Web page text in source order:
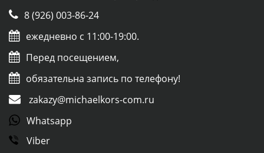
8 (926) 003-86-24
ежедневно с 11:00-19:00.
Перед посещением,
обязательна запись по телефону!
zakazy@michaelkors-com.ru
Whatsapp
Viber